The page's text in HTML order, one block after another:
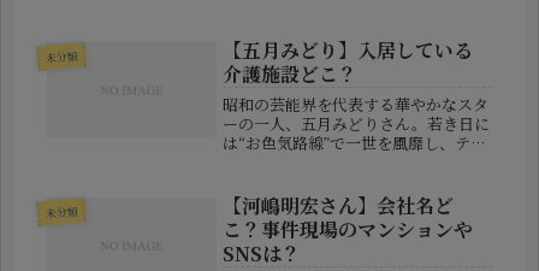
然の“電撃報告”に驚いたファンも多か
ったようです。しかも、発表の...
未分類
【五月みどり】入居している
介護施設どこ？
昭和の芸能界を代表する華やかなスタ
ーの一人、五月みどりさん。若き日に
は“お色気路線”で一世を風靡し、テレ
は東京都内の介護施設で静かな生活を
送っているという情報が明らかになり
ま...
未分類
【河嶋明宏さん】会社名ど
こ？事件現場のマンションや
SNSは？